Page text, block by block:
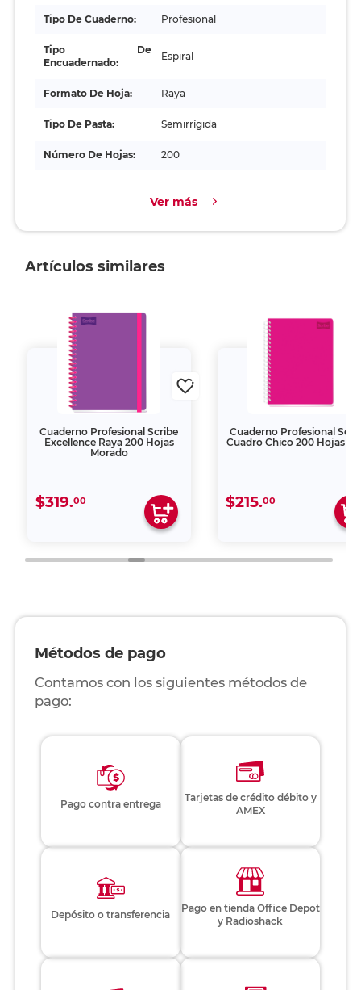
Tipo De Cuaderno: Profesional
Tipo De
Encuadernado:
Espiral
Formato De Hoja: Raya
Tipo De Pasta: Semirrígida
Número De Hojas: 200
Ver más
Artículos similares
Cuaderno Profesional Scribe
Excellence Raya 200 Hojas
Morado
$319.00
Cuaderno Profesional
Cuadro Chico 200 Hojas
$215.00
Métodos de pago
Contamos con los siguientes métodos de
pago:
Pago contra entrega
Tarjetas de crédito débito y
AMEX
Depósito o transferencia
Pago en tienda Office Depot
y Radioshack